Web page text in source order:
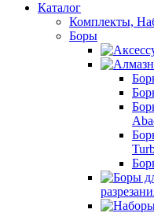
Каталог
Комплекты,
Боры